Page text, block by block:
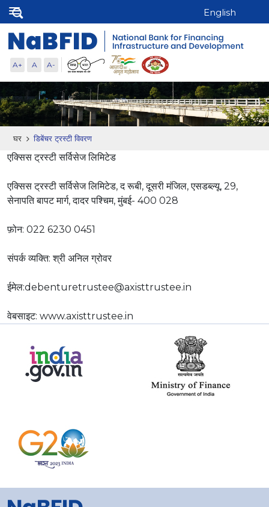
A+ A A-
English
घर डिबेंचर ट्रस्टी विवरण
एक्सिस ट्रस्टी सर्विसेज लिमिटेड
एक्सिस ट्रस्टी सर्विसेज लिमिटेड, द रूबी, दूसरी मंजिल, एसडब्ल्यू, 29,
सेनापति बापट मार्ग, दादर पश्चिम, मुंबई- 400 028
फ़ोन: 022 6230 0451
संपर्क व्यक्ति: श्री अनिल ग्रोवर
ईमेल:debenturetrustee@axisttrustee.in
वेबसाइट: www.axisttrustee.in